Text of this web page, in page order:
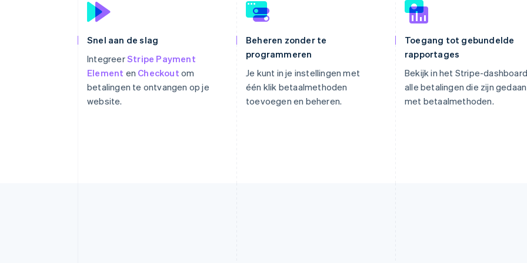
Snel aan de slag
IntegreerStripe Payment
Element en Checkout om
betalingen te ontvangen op je
website.
Beheren zonder te
programmeren
Je kunt in je instellingen met
één klik betaalmethoden
toevoegen en beheren.
Toegang tot gebundelde
rapportages
Bekijk in het Stripe-dashboard
alle betalingen die zijn gedaan
met betaalmethoden.